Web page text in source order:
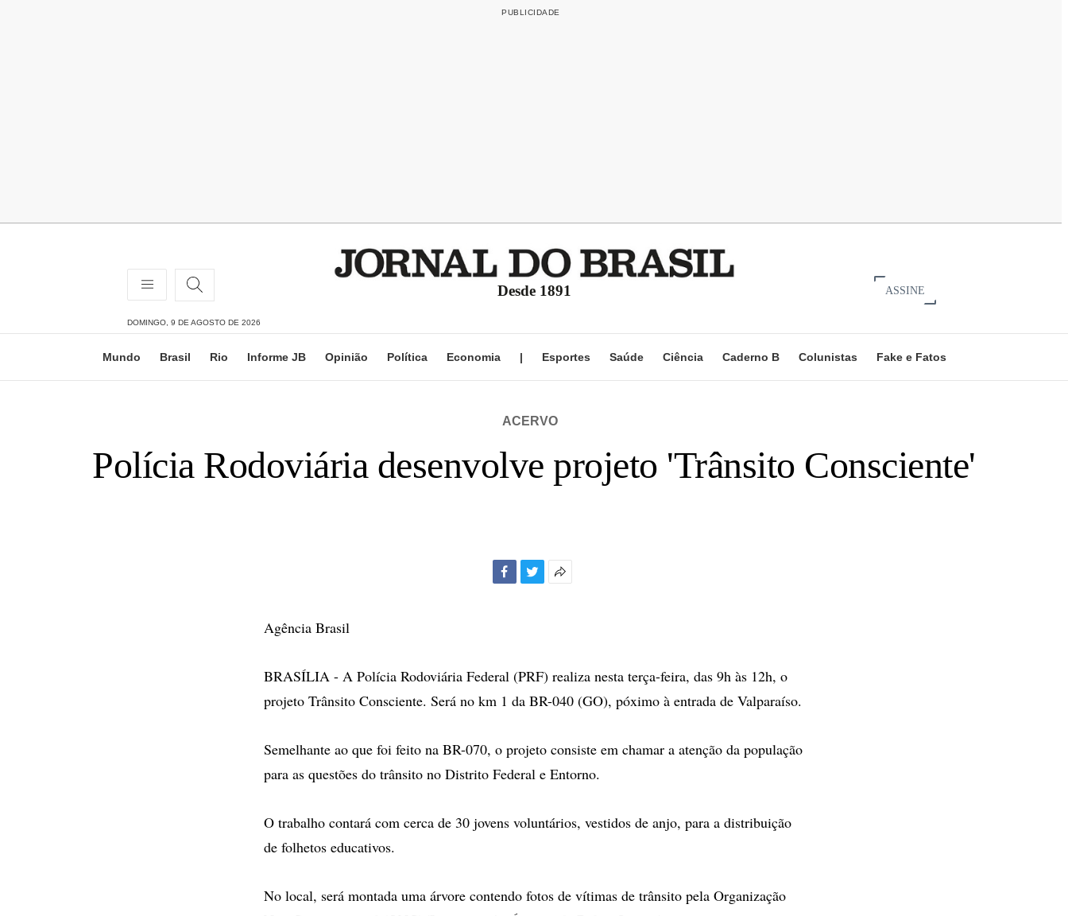
Desde 1891 ASSINE
DOMINGO, 9 DE AGOSTO DE 2026
Mundo Brasil Rio Informe JB Opinião Política Economia | Esportes Saúde Ciência Caderno B Colunistas Fake e Fatos
ACERVO
Polícia Rodoviária desenvolve projeto 'Trânsito Consciente'
Agência Brasil
BRASÍLIA - A Polícia Rodoviária Federal (PRF) realiza nesta terça-feira, das 9h às 12h, o
projeto Trânsito Consciente. Será no km 1 da BR-040 (GO), póximo à entrada de Valparaíso.
Semelhante ao que foi feito na BR-070, o projeto consiste em chamar a atenção da população
para as questões do trânsito no Distrito Federal e Entorno.
O trabalho contará com cerca de 30 jovens voluntários, vestidos de anjo, para a distribuição
de folhetos educativos.
No local, será montada uma árvore contendo fotos de vítimas de trânsito pela Organização